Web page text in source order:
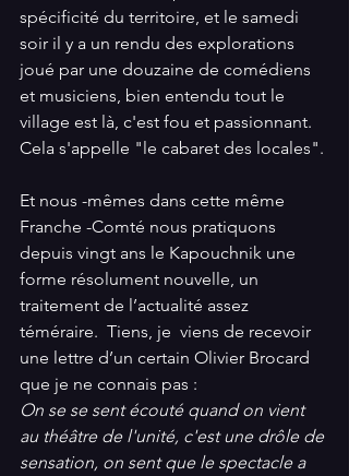
spécificité du territoire, et le samedi
soir il y a un rendu des explorations
joué par une douzaine de comédiens
et musiciens, bien entendu tout le
village est là, c'est fou et passionnant.
Cela s'appelle "le cabaret des locales".
Et nous -mêmes dans cette même
Franche -Comté nous pratiquons
depuis vingt ans le Kapouchnik une
forme résolument nouvelle, un
traitement de l’actualité assez
téméraire.  Tiens, je  viens de recevoir
une lettre d’un certain Olivier Brocard
que je ne connais pas :
On se se sent écouté quand on vient
au théâtre de l'unité, c'est une drôle de
sensation, on sent que le spectacle a